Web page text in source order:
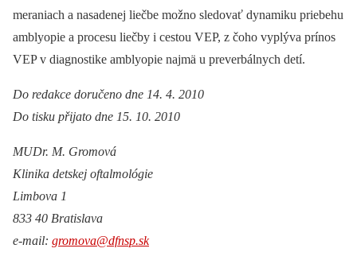
meraniach a nasadenej liečbe možno sledovať dynamiku priebehu
amblyopie a procesu liečby i cestou VEP, z čoho vyplýva prínos
VEP v diagnostike amblyopie najmä u preverbálnych detí.
Do redakce doručeno dne 14. 4. 2010
Do tisku přijato dne 15. 10. 2010
MUDr. M. Gromová
Klinika detskej oftalmológie
Limbova 1
833 40 Bratislava
e-mail: gromova@dfnsp.sk